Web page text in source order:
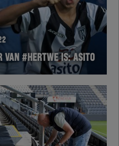
VAN #HERTWE IS: ASITO